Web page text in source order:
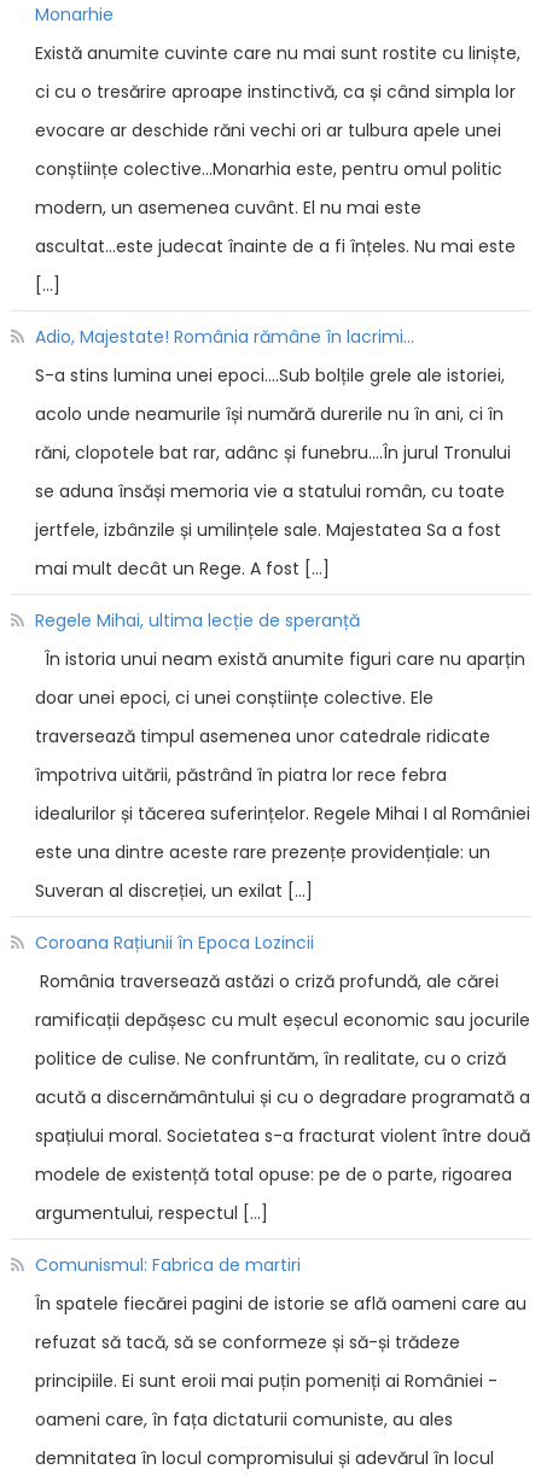
Monarhie
Există anumite cuvinte care nu mai sunt rostite cu liniște,
ci cu o tresărire aproape instinctivă, ca și când simpla lor
evocare ar deschide răni vechi ori ar tulbura apele unei
conștiințe colective...Monarhia este, pentru omul politic
modern, un asemenea cuvânt. El nu mai este
ascultat...este judecat înainte de a fi înțeles. Nu mai este
[…]
Adio, Majestate! România rămâne în lacrimi...
S-a stins lumina unei epoci....Sub bolțile grele ale istoriei,
acolo unde neamurile își numără durerile nu în ani, ci în
răni, clopotele bat rar, adânc și funebru....În jurul Tronului
se aduna însăși memoria vie a statului român, cu toate
jertfele, izbânzile și umilințele sale. Majestatea Sa a fost
mai mult decât un Rege. A fost […]
Regele Mihai, ultima lecție de speranță
În istoria unui neam există anumite figuri care nu aparțin
doar unei epoci, ci unei conștiințe colective. Ele
traversează timpul asemenea unor catedrale ridicate
împotriva uitării, păstrând în piatra lor rece febra
idealurilor și tăcerea suferințelor. Regele Mihai I al României
este una dintre aceste rare prezențe providențiale: un
Suveran al discreției, un exilat […]
Coroana Rațiunii în Epoca Lozincii
România traversează astăzi o criză profundă, ale cărei
ramificații depășesc cu mult eșecul economic sau jocurile
politice de culise. Ne confruntăm, în realitate, cu o criză
acută a discernământului și cu o degradare programată a
spațiului moral. Societatea s-a fracturat violent între două
modele de existență total opuse: pe de o parte, rigoarea
argumentului, respectul […]
Comunismul: Fabrica de martiri
În spatele fiecărei pagini de istorie se află oameni care au
refuzat să tacă, să se conformeze și să-și trădeze
principiile. Ei sunt eroii mai puțin pomeniți ai României -
oameni care, în fața dictaturii comuniste, au ales
demnitatea în locul compromisului și adevărul în locul